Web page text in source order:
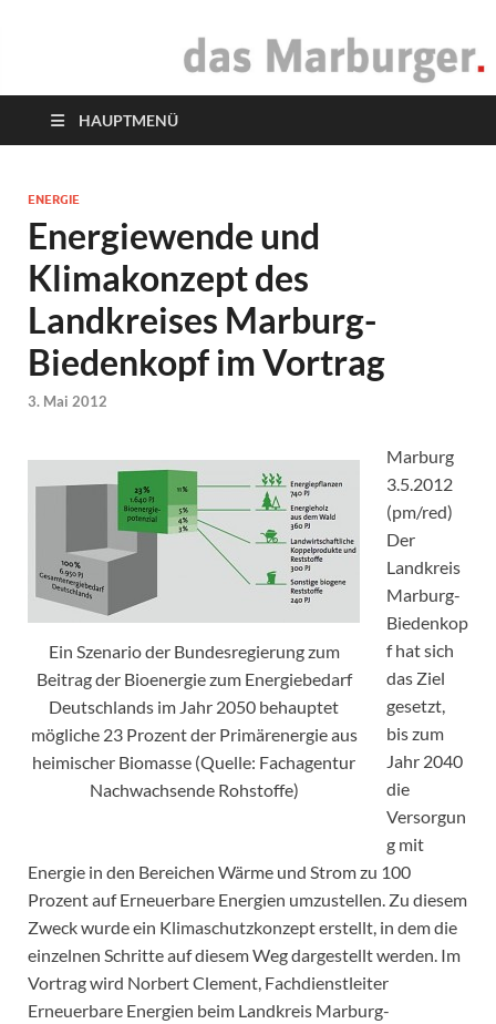
das Marburger.
HAUPTMENÜ
ENERGIE
Energiewende und
Klimakonzept des
Landkreises Marburg-
Biedenkopf im Vortrag
3. Mai 2012
Ein Szenario der Bundesregierung zum
Beitrag der Bioenergie zum Energiebedarf
Deutschlands im Jahr 2050 behauptet
mögliche 23 Prozent der Primärenergie aus
heimischer Biomasse (Quelle: Fachagentur
Nachwachsende Rohstoffe)
Marburg
3.5.2012
(pm/red)
Der
Landkreis
Marburg-
Biedenkop
f hat sich
das Ziel
gesetzt,
bis zum
Jahr 2040
die
Versorgun
g mit
Energie in den Bereichen Wärme und Strom zu 100
Prozent auf Erneuerbare Energien umzustellen. Zu diesem
Zweck wurde ein Klimaschutzkonzept erstellt, in dem die
einzelnen Schritte auf diesem Weg dargestellt werden. Im
Vortrag wird Norbert Clement, Fachdienstleiter
Erneuerbare Energien beim Landkreis Marburg-